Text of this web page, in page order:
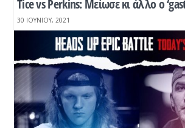
Tice vs Perkins: Μείωσε κι άλλο ο
30 ΙΟΥΝΊΟΥ, 2021